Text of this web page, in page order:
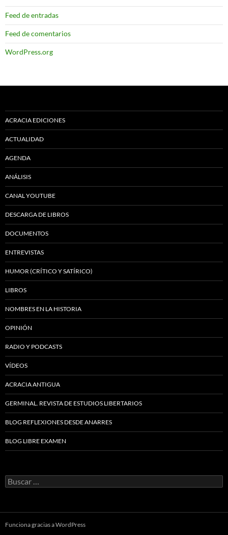
Feed de entradas
Feed de comentarios
WordPress.org
ACRACIA EDICIONES
ACTUALIDAD
AGENDA
ANÁLISIS
CANAL YOUTUBE
DESCARGA DE LIBROS
DOCUMENTOS
ENTREVISTAS
HUMOR (CRÍTICO Y SATÍRICO)
LIBROS
NOMBRES EN LA HISTORIA
OPINIÓN
RADIO Y PODCASTS
VÍDEOS
ACRACIA ANTIGUA
GERMINAL. REVISTA DE ESTUDIOS LIBERTARIOS
BLOG REFLEXIONES DESDE ANARRES
BLOG LIBRE EXAMEN
Buscar:
Funciona gracias a WordPress